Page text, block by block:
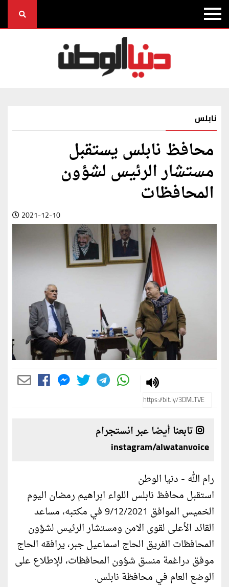
نابلس
محافظ نابلس يستقبل
مستشار الرئيس لشؤون
المحافظات
2021-12-10
تابعنا أيضا عبر انستجرام
instagram/alwatanvoice
رام الله - دنيا الوطن
استقبل محافظ نابلس اللواء ابراهيم رمضان اليوم
الخميس الموافق 9/12/2021 في مكتبه، مساعد
القائد الأعلى لقوى الامن ومستشار الرئيس لشؤون
المحافظات الفريق الحاج اسماعيل جبر، يرافقه الحاج
موفق دراغمة منسق شؤون المحافظات، للإطلاع على
الوضع العام في محافظة نابلس.